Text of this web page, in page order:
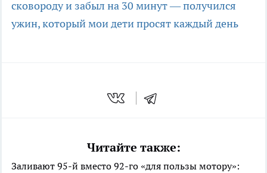
сковороду и забыл на 30 минут — получился
ужин, который мои дети просят каждый день
Читайте также:
Заливают 95-й вместо 92-го «для пользы мотору»: